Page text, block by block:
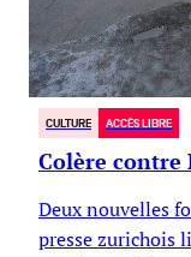
CULTURE ACCÈS LIBRE
Colère contre
Deux nouvelles
presse zurichois